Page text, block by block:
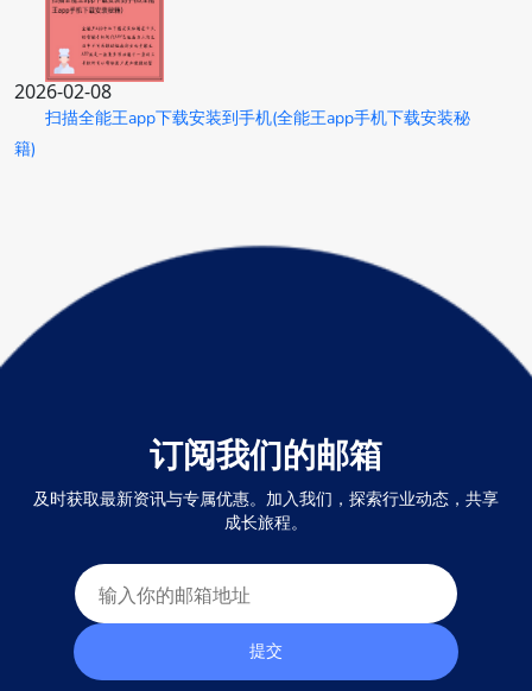
2026-02-08
扫描全能王app下载安装到手机(全能王app手机下载安装秘
籍)
订阅我们的邮箱
及时获取最新资讯与专属优惠。加入我们，探索行业动态，共享
成长旅程。
提交